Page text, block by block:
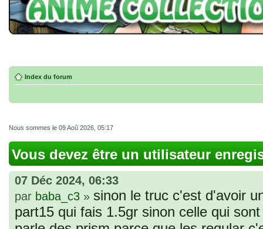
Index du forum
Nous sommes le 09 Aoû 2026, 05:17
Vous devez être un utilisateur
07 Déc 2024, 06:33
par baba_c3 » sinon le truc c'est d'avoir
part15 qui fais 1.5gr sinon celle qui